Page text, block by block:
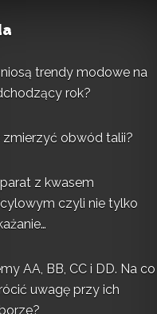
trendy modowe na
rok?
zmierzyć obwód talii?
z kwasem
czyli nie tylko
AA, BB, CC i DD. Na co
uwagę przy ich